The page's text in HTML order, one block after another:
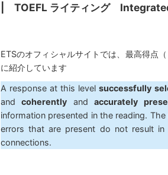
| TOEFL ライティング
ETSのオフィシャルサイトでは、最高得点
に紹介しています
A response at this level successfully
andcoherently andaccurately
information presented in the reading.
errors that are present do not result
connections.